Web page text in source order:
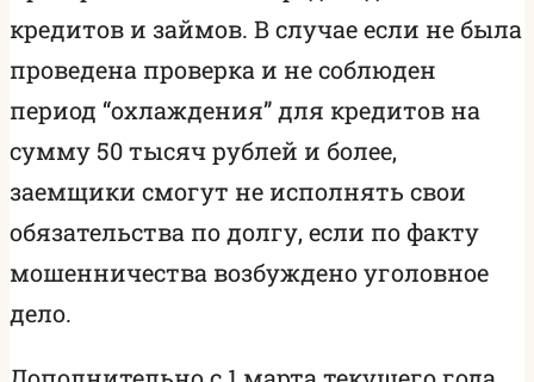
кредитов и займов. В случае если не была
проведена проверка и не соблюден
период “охлаждения” для кредитов на
сумму 50 тысяч рублей и более,
заемщики смогут не исполнять свои
обязательства по долгу, если по факту
мошенничества возбуждено уголовное
дело.